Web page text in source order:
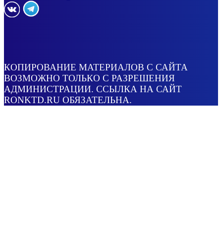
КОПИРОВАНИЕ МАТЕРИАЛОВ С САЙТА
ВОЗМОЖНО ТОЛЬКО С РАЗРЕШЕНИЯ
АДМИНИСТРАЦИИ. ССЫЛКА НА САЙТ
RONKTD.RU ОБЯЗАТЕЛЬНА.